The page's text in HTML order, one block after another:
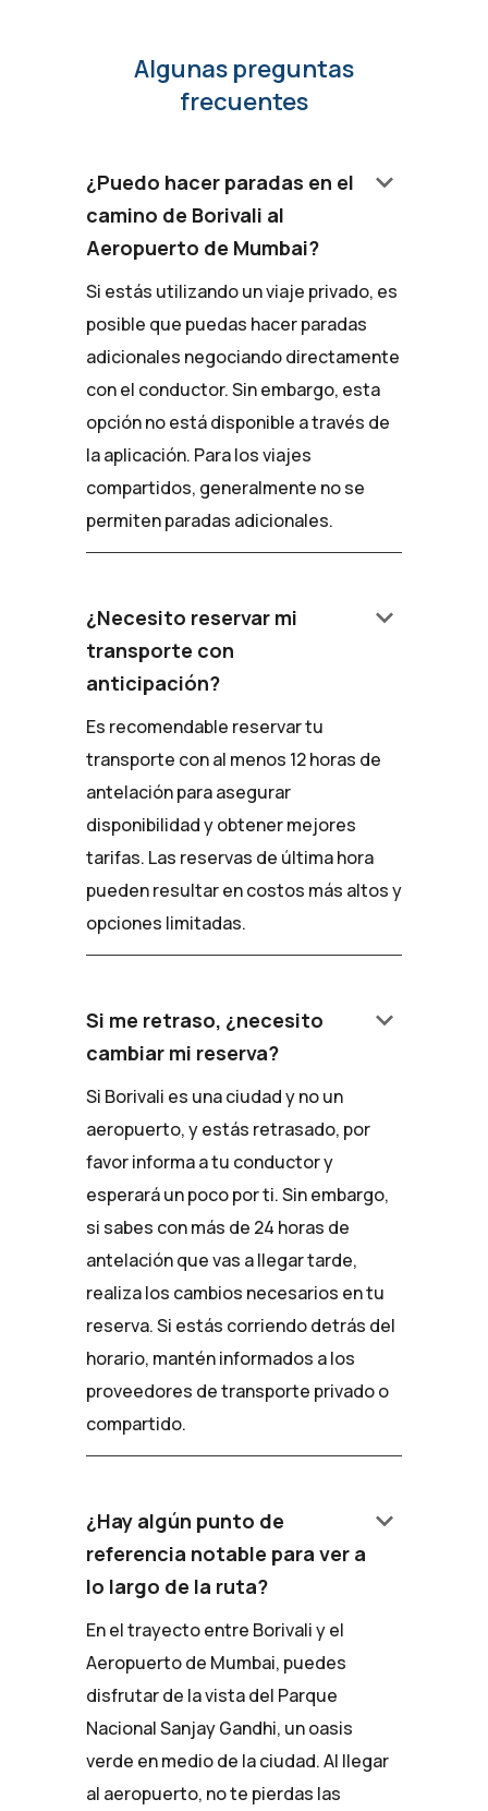
Algunas preguntas
frecuentes
¿Puedo hacer paradas en el
camino de Borivali al
Aeropuerto de Mumbai?
keyboard_arrow_down
Si estás utilizando un viaje privado, es
posible que puedas hacer paradas
adicionales negociando directamente
con el conductor. Sin embargo, esta
opción no está disponible a través de
la aplicación. Para los viajes
compartidos, generalmente no se
permiten paradas adicionales.
¿Necesito reservar mi
transporte con
anticipación?
keyboard_arrow_down
Es recomendable reservar tu
transporte con al menos 12 horas de
antelación para asegurar
disponibilidad y obtener mejores
tarifas. Las reservas de última hora
pueden resultar en costos más altos y
opciones limitadas.
Si me retraso, ¿necesito
cambiar mi reserva?
keyboard_arrow_down
Si Borivali es una ciudad y no un
aeropuerto, y estás retrasado, por
favor informa a tu conductor y
esperará un poco por ti. Sin embargo,
si sabes con más de 24 horas de
antelación que vas a llegar tarde,
realiza los cambios necesarios en tu
reserva. Si estás corriendo detrás del
horario, mantén informados a los
proveedores de transporte privado o
compartido.
¿Hay algún punto de
referencia notable para ver a
lo largo de la ruta?
keyboard_arrow_down
En el trayecto entre Borivali y el
Aeropuerto de Mumbai, puedes
disfrutar de la vista del Parque
Nacional Sanjay Gandhi, un oasis
verde en medio de la ciudad. Al llegar
al aeropuerto, no te pierdas las